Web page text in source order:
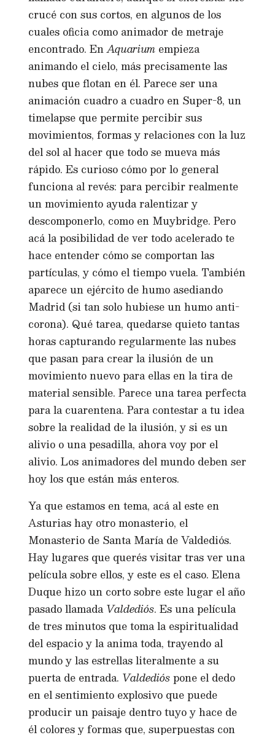
crucé con sus cortos, en algunos de los
cuales oficia como animador de metraje
encontrado. EnAquarium empieza
animando el cielo, más precisamente las
nubes que flotan en él. Parece ser una
animación cuadro a cuadro en Super-8, un
timelapse que permite percibir sus
movimientos, formas y relaciones con la luz
del sol al hacer que todo se mueva más
rápido. Es curioso cómo por lo general
funciona al revés: para percibir realmente
un movimiento ayuda ralentizar y
descomponerlo, como en Muybridge. Pero
acá la posibilidad de ver todo acelerado te
hace entender cómo se comportan las
partículas, y cómo el tiempo vuela. También
aparece un ejército de humo asediando
Madrid (si tan solo hubiese un humo anti-
corona). Qué tarea, quedarse quieto tantas
horas capturando regularmente las nubes
que pasan para crear la ilusión de un
movimiento nuevo para ellas en la tira de
material sensible. Parece una tarea perfecta
para la cuarentena. Para contestar a tu idea
sobre la realidad de la ilusión, y si es un
alivio o una pesadilla, ahora voy por el
alivio. Los animadores del mundo deben ser
hoy los que están más enteros.
Ya que estamos en tema, acá al este en
Asturias hay otro monasterio, el
Monasterio de Santa María de Valdediós.
Hay lugares que querés visitar tras ver una
película sobre ellos, y este es el caso. Elena
Duque hizo un corto sobre este lugar el año
pasado llamada Valdediós. Es una película
de tres minutos que toma la espiritualidad
del espacio y la anima toda, trayendo al
mundo y las estrellas literalmente a su
puerta de entrada. Valdedióspone el dedo
en el sentimiento explosivo que puede
producir un paisaje dentro tuyo y hace de
él colores y formas que, superpuestas con